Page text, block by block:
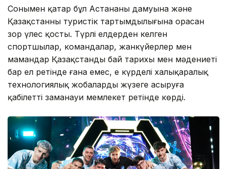
Сонымен қатар бұл Астананың дамуына және
Қазақстанның туристік тартымдылығына орасан
зор үлес қосты. Түрлі елдерден келген
спортшылар, командалар, жанкүйерлер мен
мамандар Қазақстанды бай тарихы мен мәдениеті
бар ел ретінде ғана емес, ең күрделі халықаралық
технологиялық жобаларды жүзеге асыруға
қабілетті заманауи мемлекет ретінде көрді.